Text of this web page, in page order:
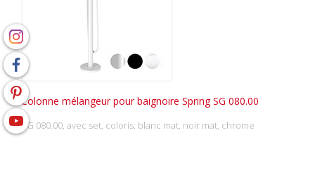
Colonne mélangeur pour baignoire Spring SG 080.00
SG 080.00, avec set, coloris: blanc mat, noir mat, chrome